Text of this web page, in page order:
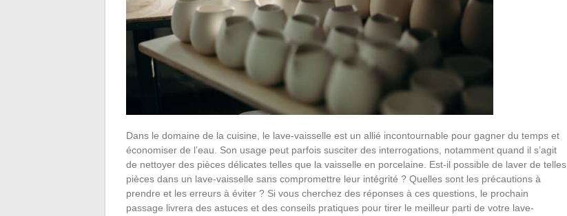
Dans le domaine de la cuisine, le lave-vaisselle est un allié incontournable pour gagner du temps et
économiser de l’eau. Son usage peut parfois susciter des interrogations, notamment quand il s’agit
de nettoyer des pièces délicates telles que la vaisselle en porcelaine. Est-il possible de laver de telles
pièces dans un lave-vaisselle sans compromettre leur intégrité ? Quelles sont les précautions à
prendre et les erreurs à éviter ? Si vous cherchez des réponses à ces questions, le prochain
passage livrera des astuces et des conseils pratiques pour tirer le meilleur parti de votre lave-